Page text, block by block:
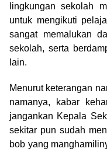
lingkungan sekolah
untuk mengikuti
sangat memalukan
sekolah, serta
lain.
Menurut keterangan
namanya, kabar
jangankan Kepala
sekitar pun sudah
bob yang